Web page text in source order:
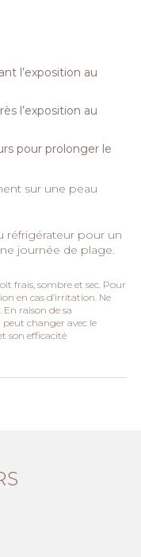
l’exposition au
l’exposition au
pour prolonger le
sur une peau
réfrigérateur pour un
journée de plage.
frais, sombre et sec. Pour
en cas d’irritation. Ne
En raison de sa
changer avec le
son efficacité